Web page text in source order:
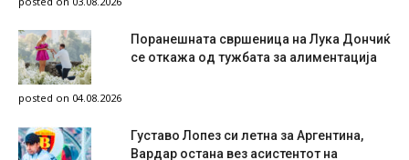
Поранешната свршеница на Лука Дончиќ
се откажа од тужбата за алиментација
posted on 04.08.2026
Густаво Лопез си летна за Аргентина,
Вардар остана вез асистентот на